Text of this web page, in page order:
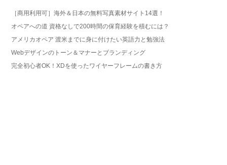
［商用利用可］海外＆日本の無料写真素材サイト14選！
オペアへの道 資格なしで200時間の保育経験を積むには？
アメリカオペア 渡米までに身に付けたい英語力と勉強法
Webデザインのトーン＆マナーとブランディング
完全初心者OK！XDを使ったワイヤーフレームの書き方